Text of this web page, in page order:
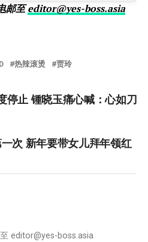
邮至editor@yes-boss.asia
热辣滚烫 贾玲
停止 锺晓玉痛心喊：心如刀
次 新年要带女儿拜年领红
editor@yes-boss.asia